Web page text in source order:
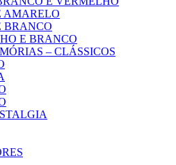
AMARELO
BRANCO
E BRANCO
– CLÁSSICOS